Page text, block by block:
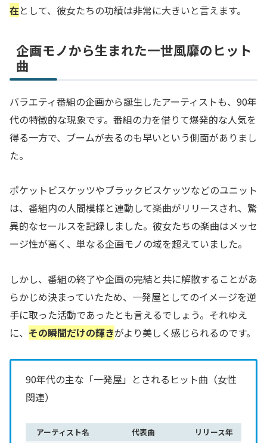
在として、彼女たちの功績は非常に大きいと言えます。
企画モノから生まれた一世風靡のヒット
曲
バラエティ番組の企画から誕生したアーティストも、90年
代の特徴的な現象です。番組の力を借りて爆発的な人気を
得る一方で、ブームが去るのも早いという側面がありまし
た。
ポケットビスケッツやブラックビスケッツなどのユニット
は、番組内の人間模様と連動して楽曲がリリースされ、驚
異的なセールスを記録しました。彼女たちの楽曲はメッセ
ージ性が高く、単なる企画モノの域を超えていました。
しかし、番組の終了や企画の完結と共に解散することがあ
らかじめ決まっていたため、一発屋としてのイメージを逆
手に取った活動であったとも言えるでしょう。それゆえ
に、 その瞬間だけの輝きがより美しく感じられるのです。
90年代の主な「一発屋」とされるヒット曲（女性
関連）
アーティスト名 代表曲
リリース年